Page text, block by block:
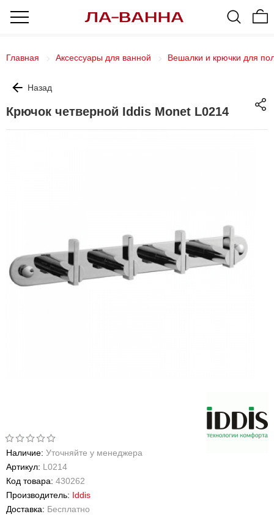
Главная Аксессуары для ванной Вешалки и крючки для
Назад
Крючок четверной Iddis Monet L0214
Наличие: Уточняйте у менеджера
Артикул: L0214
Код товара: 430262
Производитель: Iddis
Доставка: Бесплатно